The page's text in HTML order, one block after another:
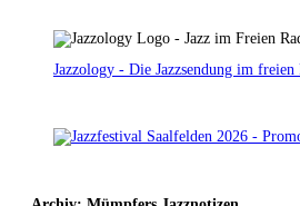
Jazzology - Die Jazzsendung im